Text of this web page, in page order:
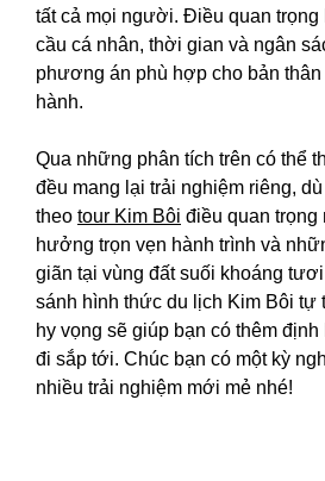
tất cả mọi người. Điều quan trọng
cầu cá nhân, thời gian và ngân
phương án phù hợp cho bản
hành.
Qua những phân tích trên có thể
đều mang lại trải nghiệm riêng,
theo tour Kim Bôi điều quan trọng
hưởng trọn vẹn hành trình và
giãn tại vùng đất suối khoáng
sánh hình thức du lịch Kim Bôi tự
hy vọng sẽ giúp bạn có thêm
đi sắp tới. Chúc bạn có một kỳ
nhiều trải nghiệm mới mẻ nhé!